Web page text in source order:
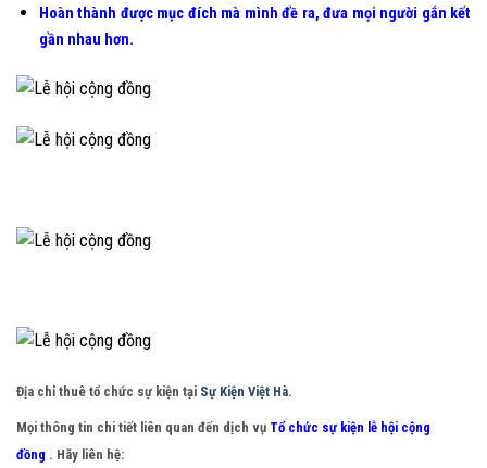
Hoàn thành được mục đích mà mình đề ra, đưa mọi người gắn kết
gần nhau hơn.
Địa chỉ thuê tổ chức sự kiện tại Sự Kiện Việt Hà.
Mọi thông tin chi tiết liên quan đến dịch vụ Tổ chức sự kiện lễ hội cộng
đồng . Hãy liên hệ: